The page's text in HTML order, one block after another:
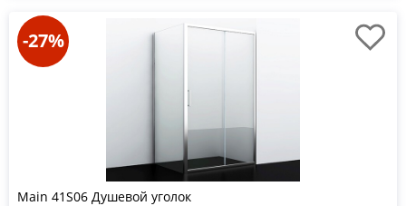
-27%
Main 41S06 Душевой уголок